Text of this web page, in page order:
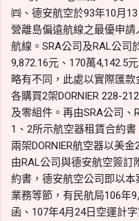
㈣、德安航空於93年10月
營離島偏遠航線之最優申
航線。SRA公司及RAL公司
9,872.16元、170萬4,142.5
略有不同，此處以實際匯
各購買2架DORNIER 228-
及零組件。再由SRA公司
1、2所示航空器租賃合約
兩架DORNIER航空器以美
由RAL公司與德安航空簽
約書，德安航空公司即以本
業務等節，有民航局106年
函、107年4月24日空運計